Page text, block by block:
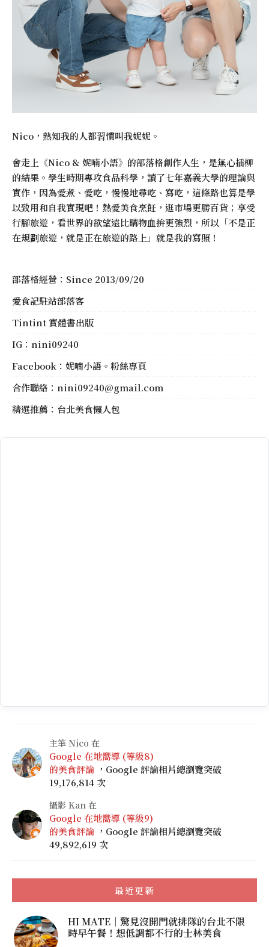
Nico，熟知我的人都習慣叫我妮妮。
會走上《Nico & 妮喃小語》的部落格創作人生，是無心插柳
的結果。學生時期專攻食品科學，讀了七年嘉義大學的理論與
實作，因為愛煮、愛吃，慢慢地尋吃、寫吃，這條路也算是學
以致用和自我實現吧！熱愛美食烹飪，逛市場更勝百貨；享受
行腳旅遊，看世界的欲望遠比購物血拚更強烈，所以「不是正
在規劃旅遊，就是正在旅遊的路上」就是我的寫照！
部落格經營：Since 2013/09/20
愛食記駐站部落客
Tintint 實體書出版
IG： nini09240
Facebook： 妮喃小語。粉絲專頁
合作聯絡： nini09240@gmail.com
精選推薦： 台北美食懶人包
主筆 Nico 在
Google 在地嚮導 (等級8)
的美食評論 ，Google 評論相片總瀏覽突破
19,176,814 次
攝影 Kan 在
Google 在地嚮導 (等級9)
的美食評論 ，Google 評論相片總瀏覽突破
49,892,619 次
最近更新
HI MATE｜驚見沒開門就排隊的台北不限
時早午餐！想低調都不行的士林美食